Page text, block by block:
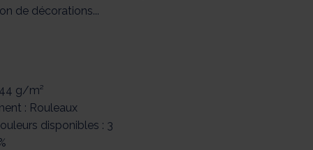
de décorations...
g/m²
: Rouleaux
disponibles : 3